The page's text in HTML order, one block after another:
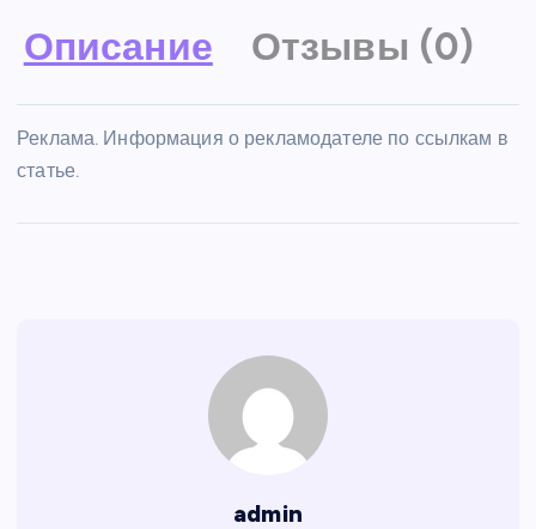
Описание Отзывы (0)
Реклама. Информация о рекламодателе по ссылкам в
статье.
admin